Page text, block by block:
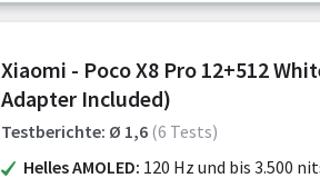
Xiaomi - Poco X8 Pro 12+512
Adapter Included)
Testberichte: Ø 1,6 (6 Tests)
Helles AMOLED 120 Hz und bis 3.500